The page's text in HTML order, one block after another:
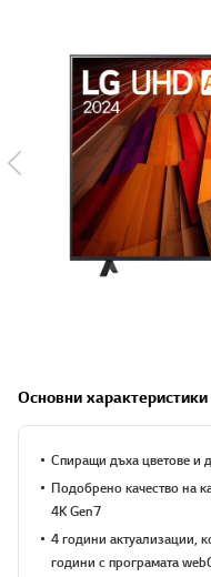
Основни характеристики
Спиращи дъха цветове и
Подобрено качество на
4K Gen7
4 години актуализации,
години с програмата